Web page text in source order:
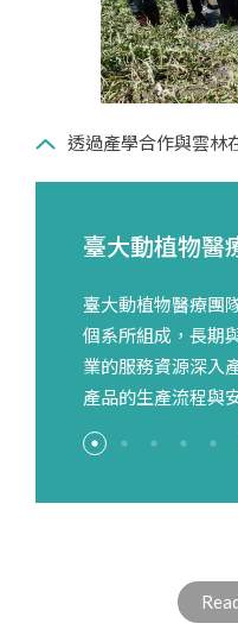
透過產學合作與雲林
臺大動植物醫
臺大動植物醫療團
個系所組成，長期
業的服務資源深入
產品的生產流程與
院積極與地方農業
個鄉鎮建立植物醫
臺大公衛服務
臺大公衛服務隊成
改善偏鄉地區的醫
來，隨著臺灣醫療
「醫療服務隊」轉
隊」，強調田野調
也是學生重要的學
來課堂以外的衛生
坪林茶園：水
臺大地理環境資源
展學位學程長期在
不同的茶園進行田
研究結果顯示，茶
對田間水文收支、
實驗林推動社
為推廣自然生態教
實驗林透過社區林
發展，並協助地方
實驗林共輔導八個
埔蚋溪環境生態保
說培力、環境教育
原來是織音：
本校原住民族研究
展開「原來是織音
學和再製博物館藏
落中，並且透過工
了參與者對於織布
部落的合作關係。
天災中心協助
自2019年起，臺大
財團法人國際合作
發展、氣候變遷暨
了「貝里斯河流域
（簡稱「貝水計畫
復育原住民部
臺大實驗林共榮計
農族小米品系作為
耆老及教師們合作
的使用脈絡及文化
林先行復育試種，
2021年12月將28種